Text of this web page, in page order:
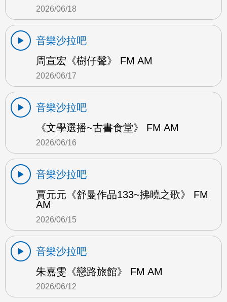
2026/06/18
音樂沙拉吧
周宣宏《樹仔聲》 FM AM
2026/06/17
音樂沙拉吧
《文學選播~古書食堂》 FM AM
2026/06/16
音樂沙拉吧
賈元元《舒曼作品133~拂曉之歌》 FM
AM
2026/06/15
音樂沙拉吧
朱嘉雯《戀路旅館》 FM AM
2026/06/12